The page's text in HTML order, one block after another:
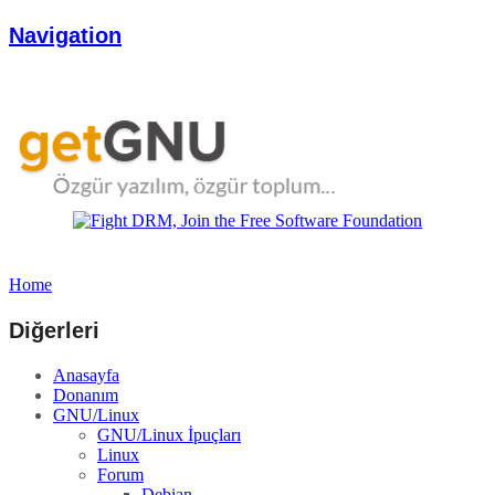
Navigation
Home
Diğerleri
Anasayfa
Donanım
GNU/Linux
GNU/Linux İpuçları
Linux
Forum